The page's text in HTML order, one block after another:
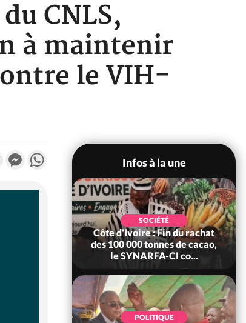
CNLS,
à maintenir
le VIH-
Gmail MessengerWhatsApp
Infos à la une
SOCIÉTÉ
Côte d'Ivoire : Ouattara
promet des sanctions contre
les déguerpissements i...
POLITIQUE